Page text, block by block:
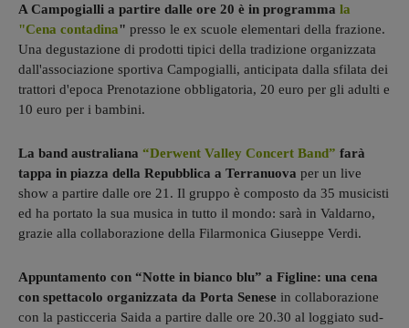
A Campogialli a partire dalle ore 20 è in programma la
"Cena contadina" presso le ex scuole elementari della frazione.
Una degustazione di prodotti tipici della tradizione organizzata
dall'associazione sportiva Campogialli, anticipata dalla sfilata dei
trattori d'epoca Prenotazione obbligatoria, 20 euro per gli adulti e
10 euro per i bambini.
La band australiana “Derwent Valley Concert Band” farà
tappa in piazza della Repubblica a Terranuova per un live
show a partire dalle ore 21. Il gruppo è composto da 35 musicisti
ed ha portato la sua musica in tutto il mondo: sarà in Valdarno,
grazie alla collaborazione della Filarmonica Giuseppe Verdi.
Appuntamento con “Notte in bianco blu” a Figline: una cena
con spettacolo organizzata da Porta Senese in collaborazione
con la pasticceria Saida a partire dalle ore 20.30 al loggiato sud-